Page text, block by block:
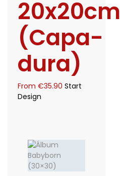
20x20cm
(Capa-
dura)
From €35.90 Start
Design